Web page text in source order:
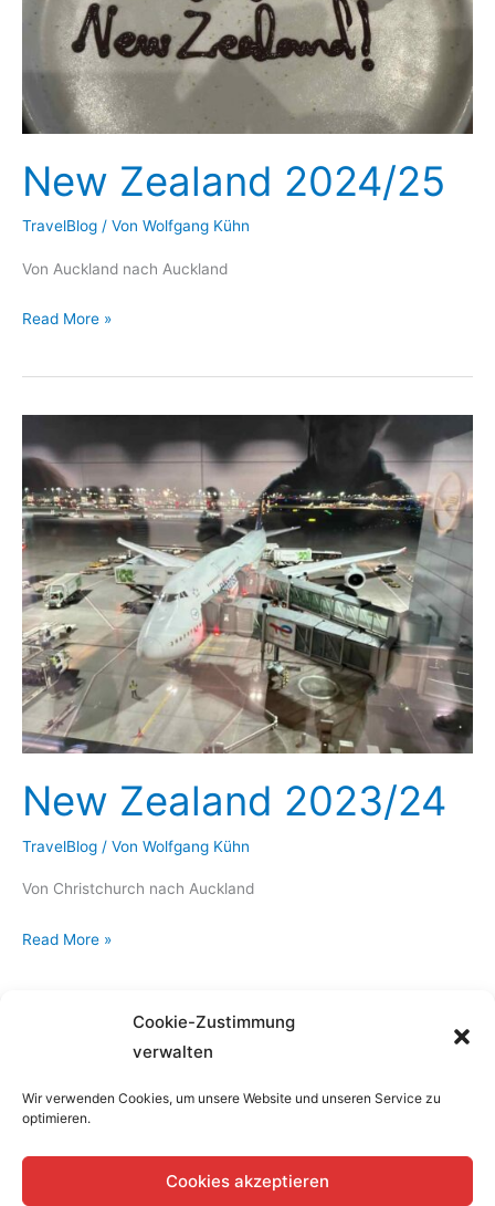
Cookie-Zustimmung
verwalten
Wir verwenden Cookies, um unsere Website und unseren Service zu
optimieren.
Cookies akzeptieren
New Zealand 2024/25
TravelBlog / Von Wolfgang Kühn
Von Auckland nach Auckland
New
2024/25
Read More »
New Zealand 2023/24
TravelBlog / Von Wolfgang Kühn
Von Christchurch nach Auckland
New
Read More »
Datenschutzerklärung